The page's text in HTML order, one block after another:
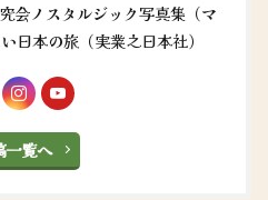
ノスタルジック写真集（マ
日本の旅（実業之日本社）
一覧へ